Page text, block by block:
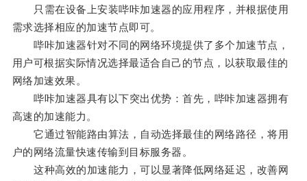
只需在设备上安装哔咔加速器的应用程序，并根据使用
需求选择相应的加速节点即可。
哔咔加速器针对不同的网络环境提供了多个加速节点，
用户可根据实际情况选择最适合自己的节点，以获取最佳的
网络加速效果。
哔咔加速器具有以下突出优势：首先，哔咔加速器拥有
高速的加速能力。
它通过智能路由算法，自动选择最佳的网络路径，将用
户的网络流量快速传输到目标服务器。
这种高效的加速能力，可以显著降低网络延迟，改善网